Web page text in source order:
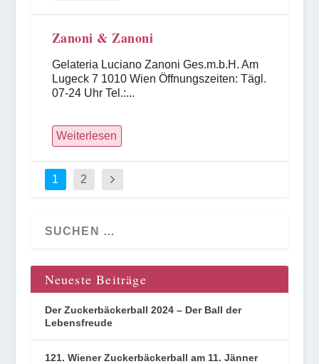
Zanoni & Zanoni
Gelateria Luciano Zanoni Ges.m.b.H. Am
Lugeck 7 1010 Wien Öffnungszeiten: Tägl.
07-24 Uhr Tel.:...
Weiterlesen
1 2
Neueste Beiträge
Der Zuckerbäckerball 2024 – Der Ball der
Lebensfreude
121. Wiener Zuckerbäckerball am 11. Jänner